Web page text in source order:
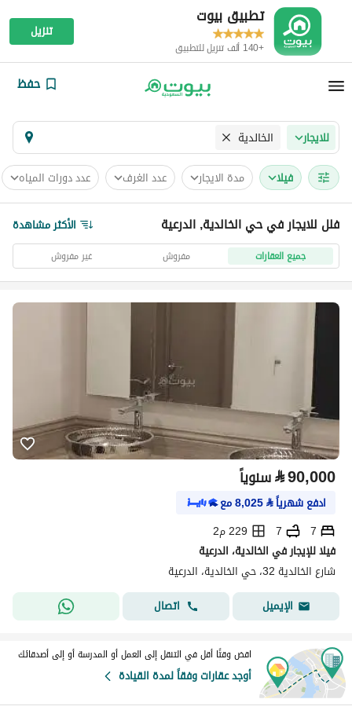
تطبيق بيوت
+140 ألف تنزيل للتطبيق
تنزيل
حفظ
للايجار الخالدية
فیلا مدة الايجار عدد الغرف عدد دورات المياه
فلل للايجار في حي الخالدية, الدرعية الأكثر مشاهدة
جميع العقارات مفروش غير مفروش
⃁90,000 سنوياً
ادفع شهرياً⃁
8,025مع
7
7
229 م2
فيلا للإيجار في الخالدية، الدرعية
شارع الخالدية 32، حي الخالدية، الدرعية
الإيميل
اتصال
اقض وقتًا أقل في التنقل إلى العمل أو المدرسة أو إلى أصدقائك
أوجد عقارات وفقاً لمدة القيادة